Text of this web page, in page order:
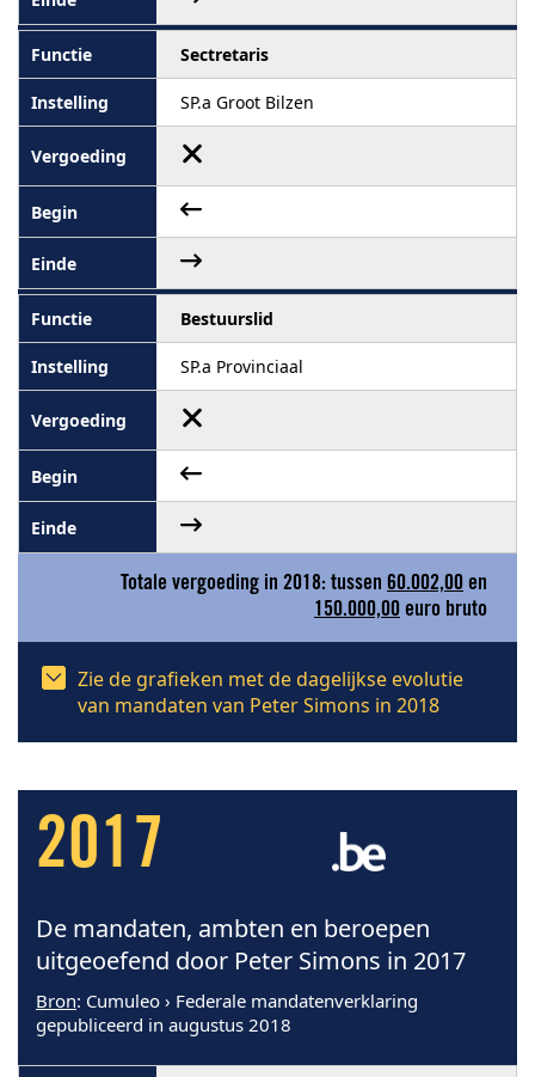
Sectretaris
SP.a Groot Bilzen
Bestuurslid
SP.a Provinciaal
Totale vergoeding in 2018: tussen 60.002,00 en
150.000,00 euro bruto
Zie de grafieken met de dagelijkse evolutie
van mandaten van Peter Simons in 2018
2017
De mandaten, ambten en beroepen
uitgeoefend door Peter Simons in 2017
Bron: Cumuleo › Federale mandatenverklaring
gepubliceerd in augustus 2018